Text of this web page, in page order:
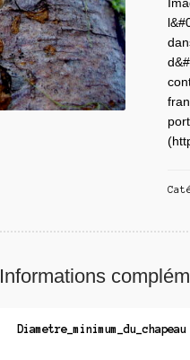
Informations
Diametre_minimum_du_chapeau